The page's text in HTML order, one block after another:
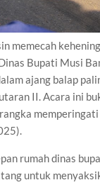
memecah
Bupati Musi
ajang balap
II. Acara ini
rumah dinas
untuk